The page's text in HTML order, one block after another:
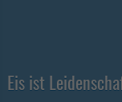
Eis ist